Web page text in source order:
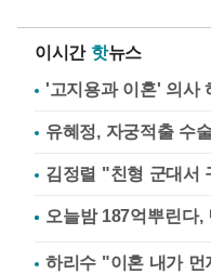
이시간 핫뉴스
'고지용과 이혼' 의사
유혜정, 자궁적출 수
김정렬 "친형 군대서
하리수 "이혼 내가